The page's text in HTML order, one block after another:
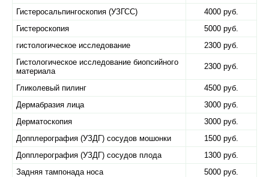
Гистеросальпингоскопия (УЗГСС)
4000 руб.
Гистероскопия
5000 руб.
гистологическое исследование
2300 руб.
Гистологическое исследование биопсийного
материала
2300 руб.
Гликолевый пилинг
4500 руб.
Дермабразия лица
3000 руб.
Дерматоскопия
3000 руб.
Допплерография (УЗДГ) сосудов мошонки
1500 руб.
Допплерография (УЗДГ) сосудов плода
1300 руб.
Задняя тампонада носа
5000 руб.